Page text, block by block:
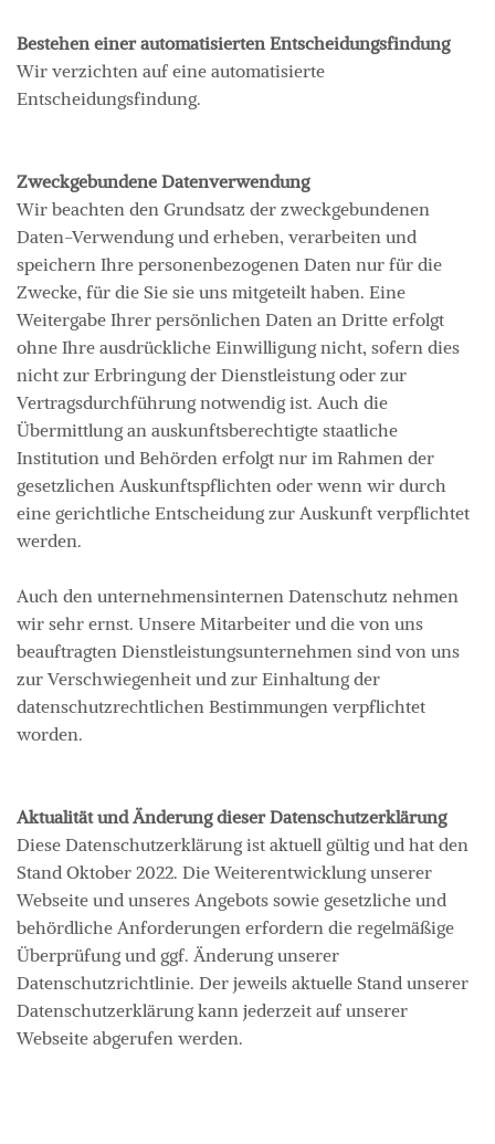
Bestehen einer automatisierten Entscheidungsfindung
Wir verzichten auf eine automatisierte
Entscheidungsfindung.
Zweckgebundene Datenverwendung
Wir beachten den Grundsatz der zweckgebundenen
Daten-Verwendung und erheben, verarbeiten und
speichern Ihre personenbezogenen Daten nur für die
Zwecke, für die Sie sie uns mitgeteilt haben. Eine
Weitergabe Ihrer persönlichen Daten an Dritte erfolgt
ohne Ihre ausdrückliche Einwilligung nicht, sofern dies
nicht zur Erbringung der Dienstleistung oder zur
Vertragsdurchführung notwendig ist. Auch die
Übermittlung an auskunftsberechtigte staatliche
Institution und Behörden erfolgt nur im Rahmen der
gesetzlichen Auskunftspflichten oder wenn wir durch
eine gerichtliche Entscheidung zur Auskunft verpflichtet
werden.
Auch den unternehmensinternen Datenschutz nehmen
wir sehr ernst. Unsere Mitarbeiter und die von uns
beauftragten Dienstleistungsunternehmen sind von uns
zur Verschwiegenheit und zur Einhaltung der
datenschutzrechtlichen Bestimmungen verpflichtet
worden.
Aktualität und Änderung dieser Datenschutzerklärung
Diese Datenschutzerklärung ist aktuell gültig und hat den
Stand Oktober 2022. Die Weiterentwicklung unserer
Webseite und unseres Angebots sowie gesetzliche und
behördliche Anforderungen erfordern die regelmäßige
Überprüfung und ggf. Änderung unserer
Datenschutzrichtlinie. Der jeweils aktuelle Stand unserer
Datenschutzerklärung kann jederzeit auf unserer
Webseite abgerufen werden.